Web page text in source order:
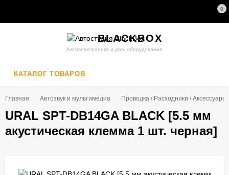
0
BLACKBOX
Автоэлектроника и доп. оборудование
КАТАЛОГ ТОВАРОВ
Главная Автозвук и мультимедиа Проводка / Расходники / Аксессуары
URAL SPT-DB14GA BLACK [5.5 мм
акустическая клемма 1 шт. черная]